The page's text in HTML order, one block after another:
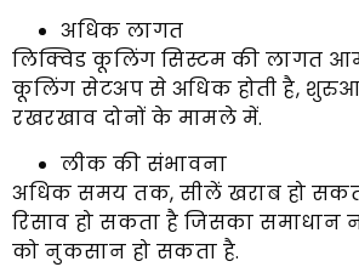
अधिक लागत
लिक्विड कूलिंग सिस्टम की लागत
कूलिंग सेटअप से अधिक होती है,
रखरखाव दोनों के मामले में.
लीक की संभावना
अधिक समय तक, सीलें खराब हो
रिसाव हो सकता है जिसका
को नुकसान हो सकता है.